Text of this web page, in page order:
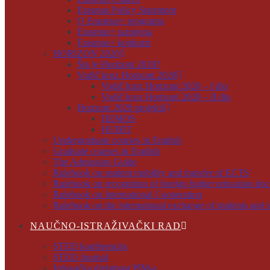
Erasmus Policy Statement
O Erasmus+ programu
Erasmus+ razmjena
Erasmus+ konkursi
HORIZON 2020
Šta je Horizont 2020?
Vodič kroz Horizont 2020
Vodič kroz Horizont 2020 – I dio
Vodič kroz Horizont 2020 – II dio
Horizont 2020 projekti
DEMOS
HUBIT
Undergraduate courses in English
Graduate courses in English
The Admission Guide
Rulebook on student mobility and transfer of ECTS
Rulebook on recognition of foreign higher education
Rulebook on International Cooperation
Rulebook on the international exchange of students and
NAUČNO-ISTRAŽIVAČKI RAD
STED konferencija
STED Journal
Izdavačka djelatnost PIM-a